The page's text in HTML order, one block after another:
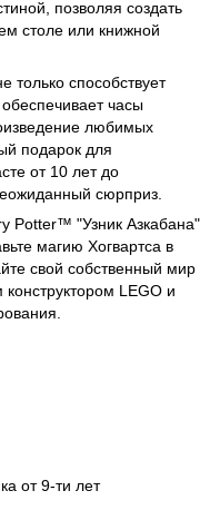
позволяя создать
столе или книжной
только способствует
часы
любимых
подарок для
от 10 лет до
сюрприз.
Potter™ "Узник Азкабана"
магию Хогвартса в
свой собственный мир
LEGO и
от 9-ти лет